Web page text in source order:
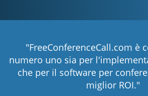
"FreeConferenceCall.com è
numero uno sia per
che per il software per
miglior ROI."